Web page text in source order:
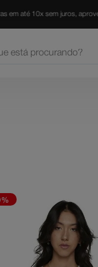
GRÁTISpara todo Brasil